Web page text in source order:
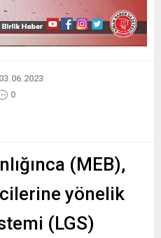
0
(MEB),
yönelik
(LGS)